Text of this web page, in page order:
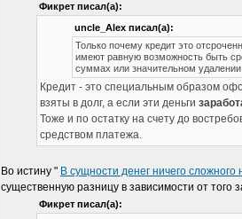
Фикрет писал(а):
uncle_Alex писал(а):
Только почему кредит это
имеют равную возможность быть
суммах или значительном
Кредит - это специальным образом
взяты в долг, а если эти деньги
Тоже и по остатку на счету до
средством платежа.
Во истину " В сущности денег ничего сложного
существенную разницу в зависимости от
Фикрет писал(а):